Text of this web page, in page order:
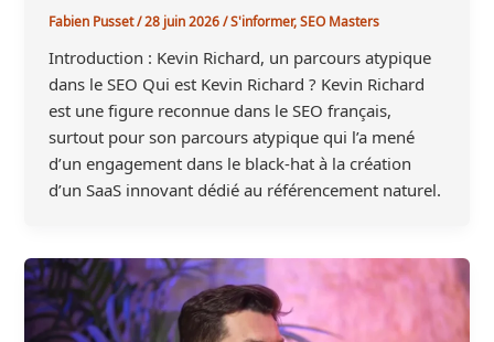
Fabien Pusset/28 juin 2026/S'informer,SEO Masters
Introduction : Kevin Richard, un parcours atypique
dans le SEO Qui est Kevin Richard ? Kevin Richard
est une figure reconnue dans le SEO français,
surtout pour son parcours atypique qui l’a mené
d’un engagement dans le black-hat à la création
d’un SaaS innovant dédié au référencement naturel.